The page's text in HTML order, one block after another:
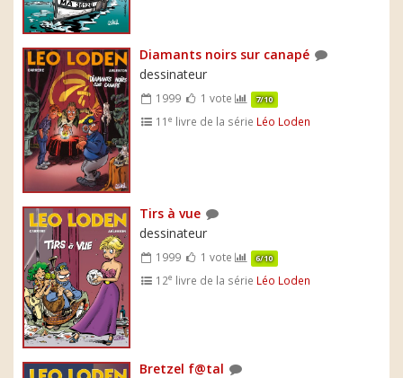
Diamants noirs sur canapé
dessinateur
1999 1 vote 7/10
11e livre de la série Léo Loden
Tirs à vue
dessinateur
1999 1 vote 6/10
12e livre de la série Léo Loden
Bretzel f@tal